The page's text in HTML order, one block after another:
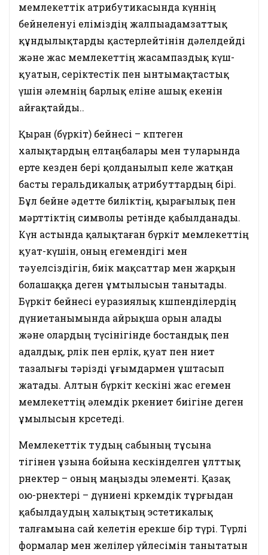
мемлекеттік атрибутикасында күннің
бейнеленуі еліміздің жалпыадамзаттық
құндылықтарды қастерлейтінін дәлелдейді
және жас мемлекеттің жасампаздық күш-
қуатын, серіктестік пен ынтымақтастық
үшін әлемнің барлық еліне ашық екенін
айғақтайды..
Қыран (бүркіт) бейнесі – көптеген
халықтардың елтаңбалары мен туларында
ерте кезден бері қолданылып келе жатқан
басты геральдикалық атрибуттардың бірі.
Бұл бейне әдетте биліктің, қырағылық пен
мәрттіктің символы ретінде қабылданады.
Күн астында қалықтаған бүркіт мемлекеттің
қуат-күшін, оның егемендігі мен
тәуелсіздігін, биік мақсаттар мен жарқын
болашаққа деген ұмтылысын танытады.
Бүркіт бейнесі еуразиялық көшпенділердің
дүниетанымында айрықша орын алады
және олардың түсінігінде бостандық пен
адалдық, өрлік пен ерлік, қуат пен ниет
тазалығы тәрізді ұғымдармен ұштасып
жатады. Алтын бүркіт кескіні жас егемен
мемлекеттің әлемдік өркениет биігіне деген
ұмылысын көрсетеді.
Мемлекеттік тудың сабының тұсына
тігінен ұзына бойына кескінделген ұлттық
өрнектер – оның маңызды элементі. Қазақ
ою-өрнектері – дүниені көркемдік тұрғыдан
қабылдаудың халықтың эстетикалық
талғамына сай келетін ерекше бір түрі. Түрлі
формалар мен желілер үйлесімін танытатын